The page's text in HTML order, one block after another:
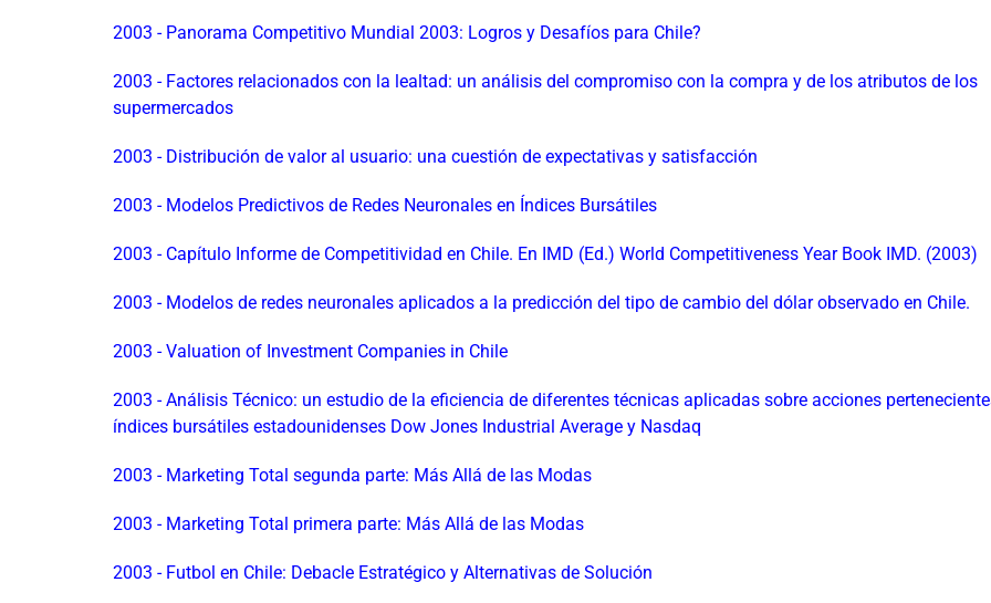
2003 - Panorama Competitivo Mundial 2003: Logros y Desafíos para Chile?
2003 - Factores relacionados con la lealtad: un análisis del compromiso con la compra y de los atributos de los
supermercados
2003 - Distribución de valor al usuario: una cuestión de expectativas y satisfacción
2003 - Modelos Predictivos de Redes Neuronales en Índices Bursátiles
2003 - Capítulo Informe de Competitividad en Chile. En IMD (Ed.) World Competitiveness Year Book IMD. (2003)
2003 - Modelos de redes neuronales aplicados a la predicción del tipo de cambio del dólar observado en Chile.
2003 - Valuation of Investment Companies in Chile
2003 - Análisis Técnico: un estudio de la eficiencia de diferentes técnicas aplicadas sobre acciones
índices bursátiles estadounidenses Dow Jones Industrial Average y Nasdaq
2003 - Marketing Total segunda parte: Más Allá de las Modas
2003 - Marketing Total primera parte: Más Allá de las Modas
2003 - Futbol en Chile: Debacle Estratégico y Alternativas de Solución